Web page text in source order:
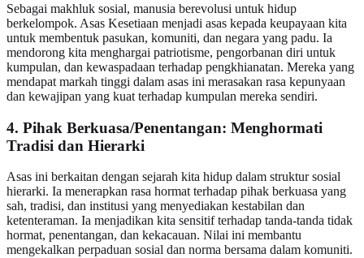
Sebagai makhluk sosial, manusia berevolusi untuk hidup
berkelompok. Asas Kesetiaan menjadi asas kepada keupayaan kita
untuk membentuk pasukan, komuniti, dan negara yang padu. Ia
mendorong kita menghargai patriotisme, pengorbanan diri untuk
kumpulan, dan kewaspadaan terhadap pengkhianatan. Mereka yang
mendapat markah tinggi dalam asas ini merasakan rasa kepunyaan
dan kewajipan yang kuat terhadap kumpulan mereka sendiri.
4. Pihak Berkuasa/Penentangan: Menghormati
Tradisi dan Hierarki
Asas ini berkaitan dengan sejarah kita hidup dalam struktur sosial
hierarki. Ia menerapkan rasa hormat terhadap pihak berkuasa yang
sah, tradisi, dan institusi yang menyediakan kestabilan dan
ketenteraman. Ia menjadikan kita sensitif terhadap tanda-tanda tidak
hormat, penentangan, dan kekacauan. Nilai ini membantu
mengekalkan perpaduan sosial dan norma bersama dalam komuniti.